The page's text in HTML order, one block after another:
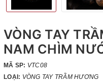
VÒNG TAY
NAM CHÌM
MÃ SP: VTC08
LOẠI: VÒNG TAY TRẦM HƯƠNG